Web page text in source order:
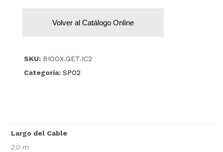
Volver al Catálogo Online
SKU: BIOOX.GET.IC2
Categoría: SPO2
Largo del Cable
2.0 m